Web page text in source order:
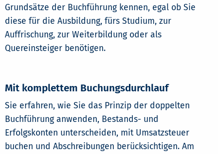
Grundsätze der Buchführung kennen, egal ob Sie
diese für die Ausbildung, fürs Studium, zur
Auffrischung, zur Weiterbildung oder als
Quereinsteiger benötigen.
Mit komplettem Buchungsdurchlauf
Sie erfahren, wie Sie das Prinzip der doppelten
Buchführung anwenden, Bestands- und
Erfolgskonten unterscheiden, mit Umsatzsteuer
buchen und Abschreibungen berücksichtigen. Am